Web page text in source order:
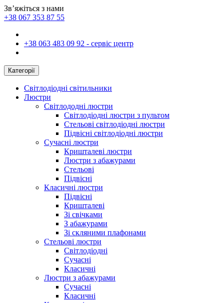
Зв’яжіться з нами
+38 067 353 87 55
+38 063 483 09 92 - сервіс центр
Категорії
Світлодіодні світильники
Люстри
Світлододні люстри
Світлодіодні люстри з пультом
Стельові світлодіодні люстри
Підвісні світлодіодні люстри
Сучасні люстри
Кришталеві люстри
Люстри з абажурами
Стельові
Підвісні
Класичні люстри
Підвісні
Кришталеві
Зі свічками
З абажурами
Зі скляними плафонами
Стельові люстри
Світлодіодні
Сучасні
Класичні
Люстри з абажурами
Сучасні
Класичні